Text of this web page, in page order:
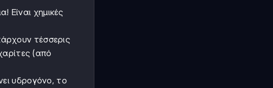
Είναι χημικές
τέσσερις
(από
υδρογόνο, το